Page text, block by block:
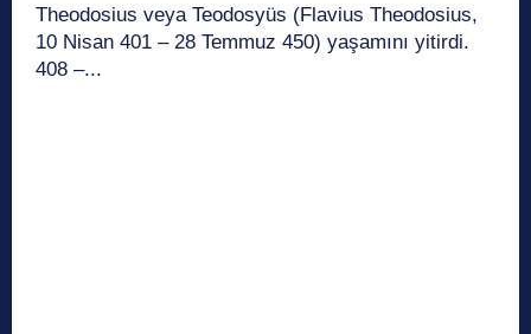
Theodosius veya Teodosyüs (Flavius Theodosius,
10 Nisan 401 – 28 Temmuz 450) yaşamını yitirdi.
408 –...